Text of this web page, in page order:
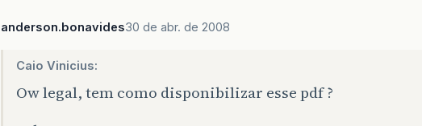
anderson.bonavides30 de abr. de 2008
Caio Vinicius:
Ow legal, tem como disponibilizar esse pdf ?